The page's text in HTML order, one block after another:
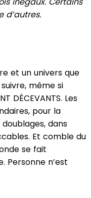
d’autres.
et un univers que
même si
DÉCEVANTS. Les
pour la
dans
Et comble du
se fait
Personne n’est